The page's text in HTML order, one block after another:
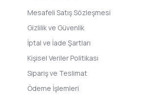
Mesafeli Satış Sözleşmesi
Gizlilik ve Güvenlik
İptal ve İade Şartları
Kişisel Veriler Politikası
Sipariş ve Teslimat
Ödeme İşlemleri